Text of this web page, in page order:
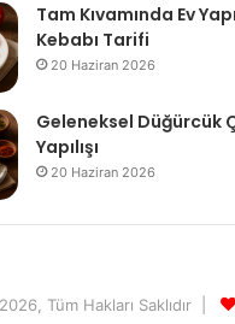
Tam Kıvamında Ev
Kebabı Tarifi
20 Haziran 2026
Geleneksel Düğürcük
Yapılışı
20 Haziran 2026
Tüm Hakları Saklıdır |